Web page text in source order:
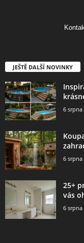
JEŠTĚ DALŠÍ NOVINKY
6 srpna
6 srpna
25+
vás
6 srpna